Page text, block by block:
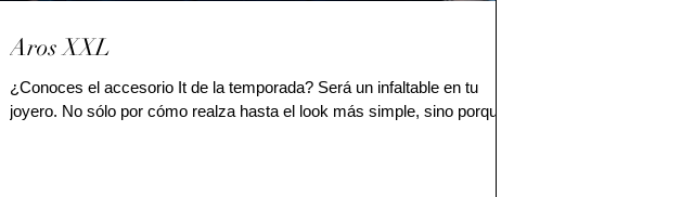
Aros XXL
¿Conoces el accesorio It de la temporada? Será un infaltable en tu
joyero. No sólo por cómo realza hasta el look más simple, sino porque...